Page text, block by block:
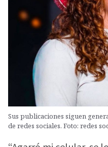
Sus publicaciones siguen
de redes sociales. Foto: redes